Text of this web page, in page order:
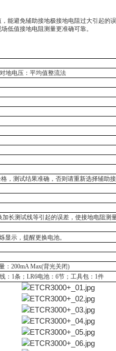
能避免辅助接地极接地电阻过大引起的误
低值接地电阻测量更准确可靠。
地电压：平均值整流法
，测试结果准确，否则请重新选择辅助
长测试线等引起的误差，使接地电阻测
显示，提醒更换电池。
： 200mA Max(背光关闭)
：1条； LR6电池： 6节；工具包：1件